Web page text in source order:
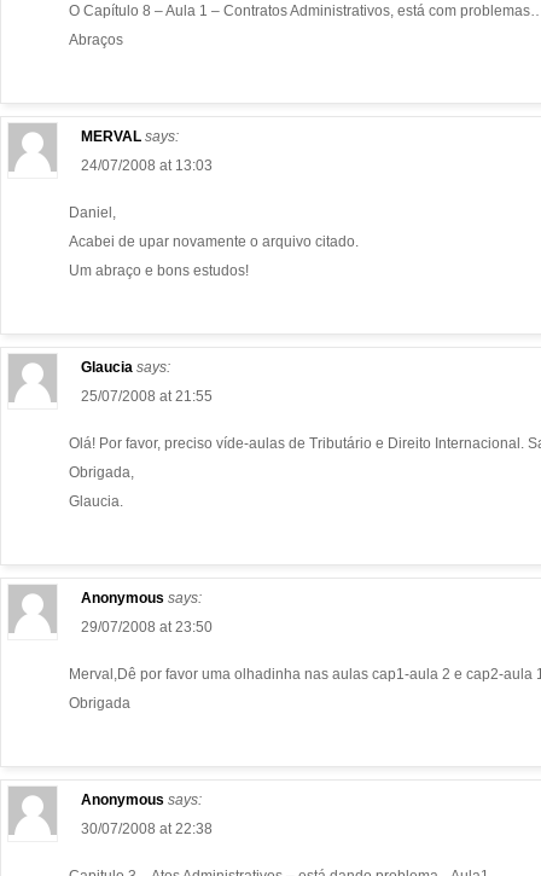
O Capítulo 8 – Aula 1 – Contratos Administrativos, está com
Abraços
MERVAL says:
24/07/2008 at 13:03
Daniel,
Acabei de upar novamente o arquivo citado.
Um abraço e bons estudos!
Glaucia says:
25/07/2008 at 21:55
Olá! Por favor, preciso víde-aulas de Tributário e Direito Internacional.
Obrigada,
Glaucia.
Anonymous says:
29/07/2008 at 23:50
Merval,Dê por favor uma olhadinha nas aulas cap1-aula 2 e cap2-aula
Obrigada
Anonymous says:
30/07/2008 at 22:38